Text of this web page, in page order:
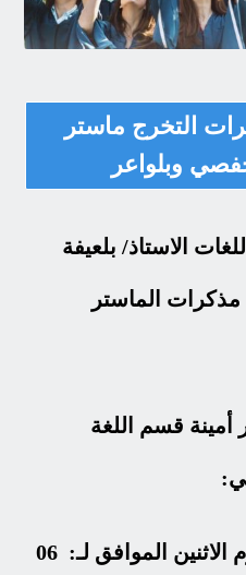
التخرج ماستر
وبلواعر
الاستاذ/ بلعيفة
الماستر
قسم اللغة
بلواعــر أمينـــة: يوم الاثنين الموافق لـ: 06